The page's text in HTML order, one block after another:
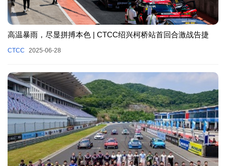
高温暴雨，尽显拼搏本色 | CTCC绍兴柯桥站首回合激战告捷
CTCC 2025-06-28